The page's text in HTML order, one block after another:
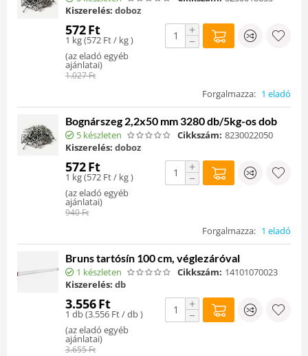
Kiszerelés: doboz
572Ft
1 kg (572 Ft/ kg )
(az eladó egyéb
ajánlatai)
1.027Ft
+
−
Forgalmazza: 1 eladó
Bognárszeg 2,2x50 mm 3280 db/5kg-os dob
5 készleten Cikkszám: 8230022050
Kiszerelés: doboz
572Ft
1 kg (572 Ft/ kg )
(az eladó egyéb
ajánlatai)
940Ft
+
−
Forgalmazza: 1 eladó
Bruns tartósín 100 cm, véglezáróval
1 készleten Cikkszám: 14101070023
Kiszerelés: db
3.556Ft
1 db (3.556 Ft/ db )
(az eladó egyéb
ajánlatai)
3.655Ft
+
−